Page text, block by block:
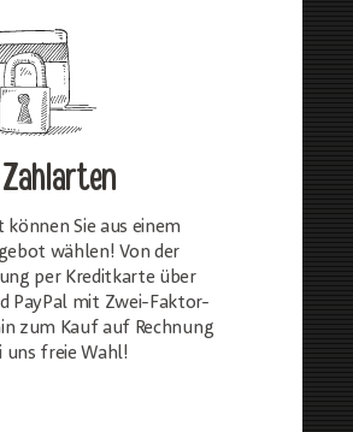
können Sie aus einem
wählen! Von der
per Kreditkarte über
PayPal mit Zwei-Faktor-
zum Kauf auf Rechnung
uns freie Wahl!